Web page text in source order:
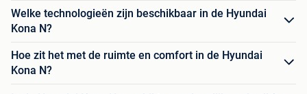
Welke technologieën zijn beschikbaar in de Hyundai
Kona N?
Hoe zit het met de ruimte en comfort in de Hyundai
Kona N?